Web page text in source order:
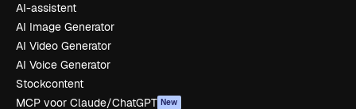
AI-assistent
AI Image Generator
AI Video Generator
AI Voice Generator
Stockcontent
MCP voor Claude/ChatGPT New